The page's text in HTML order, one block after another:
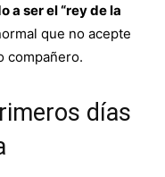
a ser el “rey de la
que no acepte
compañero.
días